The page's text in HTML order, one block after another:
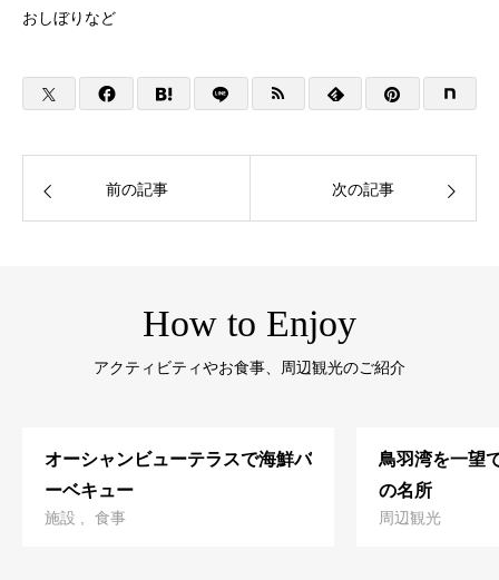
おしぼりなど
前の記事 次の記事
How to Enjoy
アクティビティやお食事、周辺観光のご紹介
オーシャンビューテラスで海鮮バ
ーベキュー
施設 食事
鳥羽湾を一望
の名所
周辺観光